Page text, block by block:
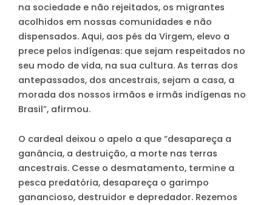
na sociedade e não rejeitados, os migrantes
acolhidos em nossas comunidades e não
dispensados. Aqui, aos pés da Virgem, elevo a
prece pelos indígenas: que sejam respeitados no
seu modo de vida, na sua cultura. As terras dos
antepassados, dos ancestrais, sejam a casa, a
morada dos nossos irmãos e irmãs indígenas no
Brasil”, afirmou.
O cardeal deixou o apelo a que “desapareça a
ganância, a destruição, a morte nas terras
ancestrais. Cesse o desmatamento, termine a
pesca predatória, desapareça o garimpo
ganancioso, destruidor e depredador. Rezemos